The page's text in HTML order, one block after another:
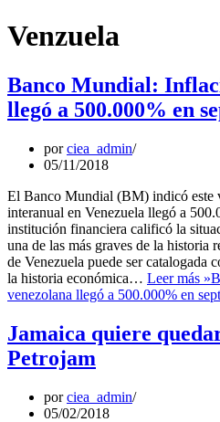
Venzuela
Banco Mundial:
llegó a 500.000% en
porciea_admin
05/11/2018
El Banco Mundial (BM) indicó este
interanual en Venezuela llegó a
institución financiera calificó la
una de las más graves de la historia
de Venezuela puede ser catalogada
la historia económica… Leer más »
venezolana llegó a 500.000% en
Jamaica quiere
Petrojam
porciea_admin
05/02/2018